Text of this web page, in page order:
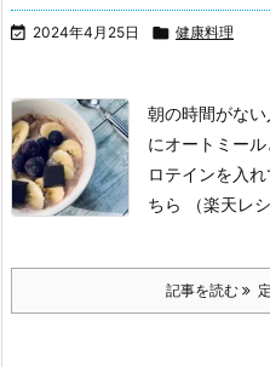
 2024年4月25日  健康料理
朝の時間がない
にオートミー
ロテインを入
ちら （楽天レシ
記事を読む 定